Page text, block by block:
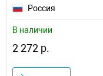
Россия
В наличии
2 272 р.